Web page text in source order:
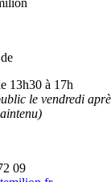
13h30 à 17h
le vendredi
09